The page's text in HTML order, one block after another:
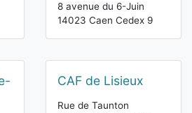
8 avenue du 6-Juin
14023 Caen Cedex 9
CAF de Lisieux
Rue de Taunton